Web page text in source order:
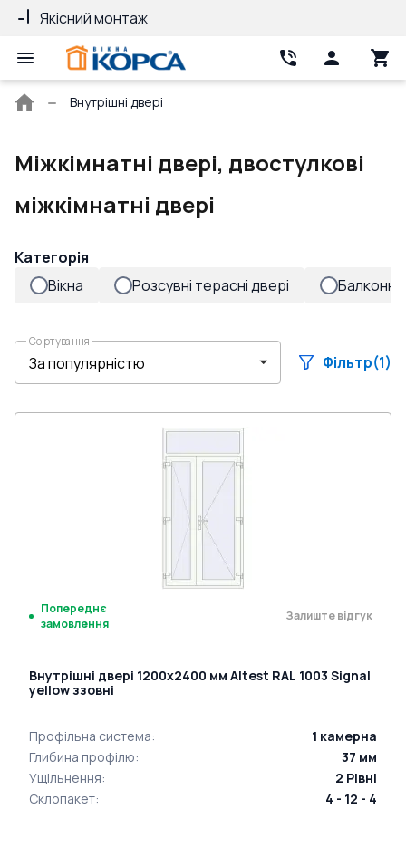
Гарантія 10 років
Головна
Внутрішні двері
Міжкімнатні двері, двостулкові
міжкімнатні двері
Категорія
Вікна
Розсувні терасні двері Балконні
Сортування
Фільтр(1)
Попереднє
замовлення
Залиште відгук
Внутрішні двері 1200x2400 мм Altest RAL 1003 Signal
yellow ззовні
Профільна система: 1 камерна
Глибина профілю: 37 мм
Ущільнення: 2 Рівні
Склопакет: 4 - 12 - 4